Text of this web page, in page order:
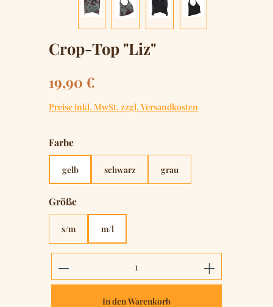
Crop-Top "Liz"
Regulärer Preis:
19,90 €
Preise inkl. MwSt. zzgl. Versandkosten
Farbeauswählen
gelb schwarz grau
Größeauswählen
s/m m/l
Produkt Anzahl: Gib den
In den Warenkorb